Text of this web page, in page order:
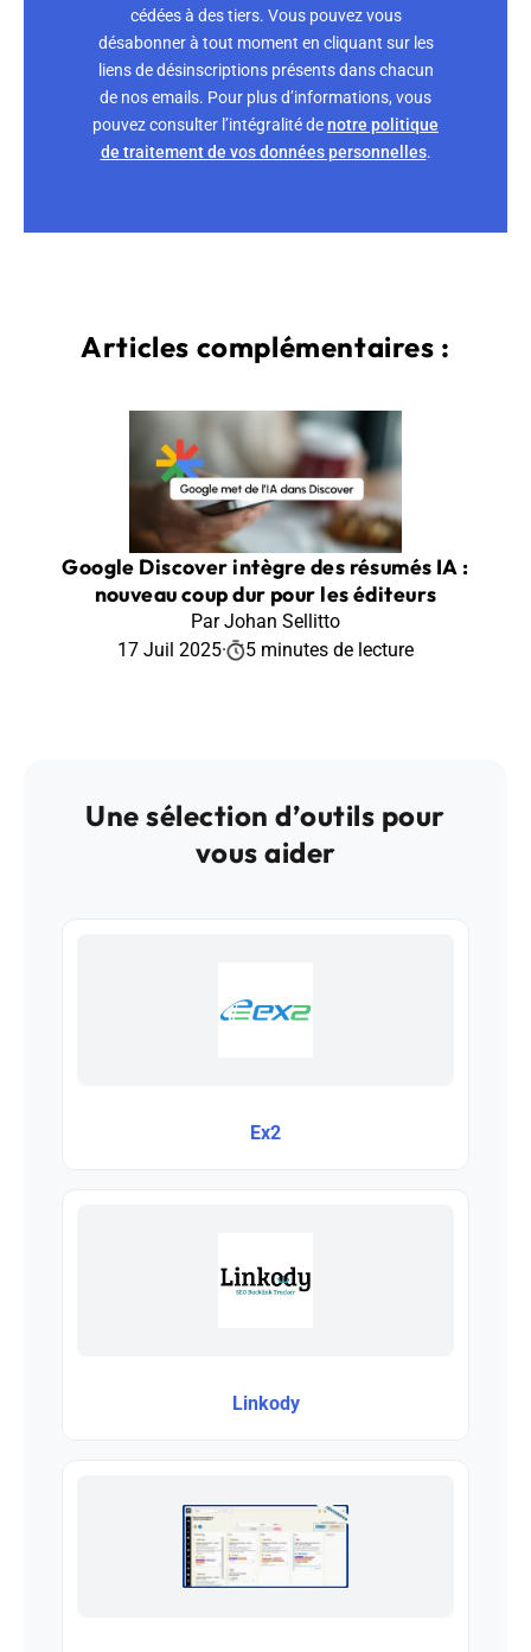
cédées à des tiers. Vous pouvez vous
désabonner à tout moment en cliquant sur les
liens de désinscriptions présents dans chacun
de nos emails. Pour plus d’informations, vous
pouvez consulter l’intégralité denotre politique
de traitement de vos données personnelles.
Articles complémentaires :
Google Discover intègre des résumés IA :
nouveau coup dur pour les éditeurs
Par Johan Sellitto
17 Juil 2025· 5 minutes de lecture
Une sélection d’outils pour
vous aider
Ex2
Linkody